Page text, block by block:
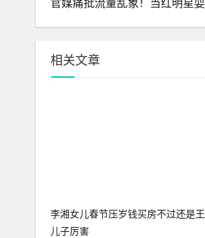
相关文章
李湘女儿春节压岁钱买房不过还是
儿子厉害